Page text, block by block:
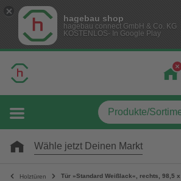
hagebau shop
hagebau connect GmbH & Co. KG
KOSTENLOS- In Google Play
Wähle jetzt Deinen Markt
Holztüren Tür »Standard Weißlack«, rechts, 98,5